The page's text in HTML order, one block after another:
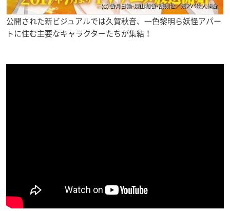
公開された新ビジュアルでは久賀秋音、一色黎明ら妖怪アパー
トに住む主要なキャラクターたちが集結！